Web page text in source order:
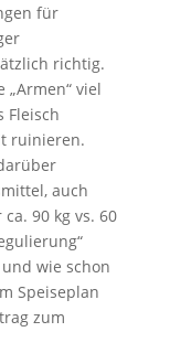
für
richtig.
„Armen“ viel
Fleisch
ruinieren.
auch
90 kg vs. 60
wie schon
Speiseplan
zum